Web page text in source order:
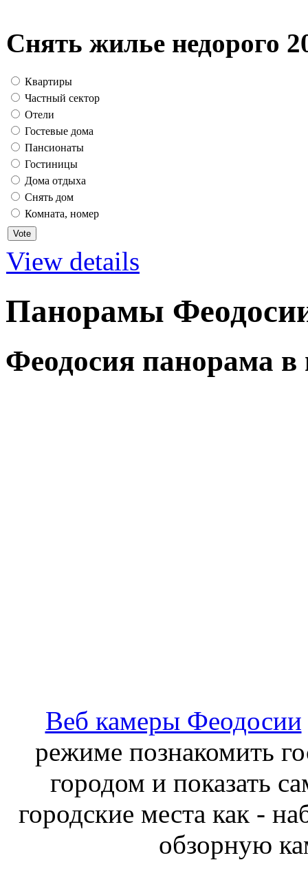
Снять жилье недорого
Квартиры
Частный сектор
Отели
Гостевые дома
Пансионаты
Гостиницы
Дома отдыха
Снять дом
Комната, номер
View details
Панорамы
Феодосия панорама в
Веб камеры Феодосии
режиме познакомить
городом и показать
городские места как -
обзорную